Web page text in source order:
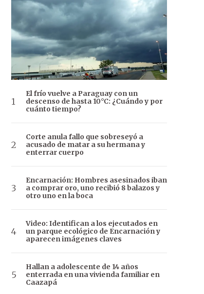
El frío vuelve a Paraguay con un
descenso de hasta 10°C: ¿Cuándo y por
cuánto tiempo?
Corte anula fallo que sobreseyó a
acusado de matar a su hermana y
enterrar cuerpo
Encarnación: Hombres asesinados iban
a comprar oro, uno recibió 8 balazos y
otro uno en la boca
Video: Identifican a los ejecutados en
un parque ecológico de Encarnación y
aparecen imágenes claves
Hallan a adolescente de 14 años
enterrada en una vivienda familiar en
Caazapá